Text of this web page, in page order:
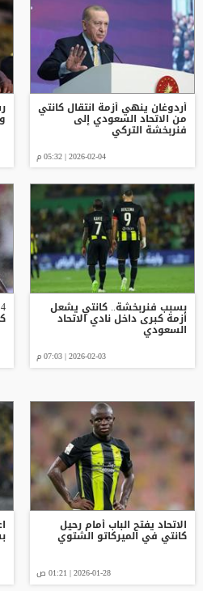
أردوغان ينهي أزمة انتقال كانتي
من الاتحاد السعودي إلى
فنربخشة التركي
2026-02-04 | 05:32 م
بسبب فنربخشة.. كانتي يشعل
أزمة كبرى داخل نادي الاتحاد
السعودي
2026-02-03 | 07:03 م
الاتحاد يفتح الباب أمام رحيل
كانتي في الميركاتو الشتوي
2026-01-28 | 01:21 ص